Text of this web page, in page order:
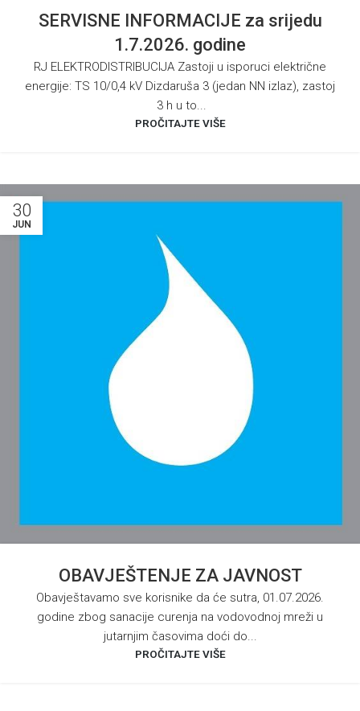
SERVISNE INFORMACIJE za srijedu
1.7.2026. godine
RJ ELEKTRODISTRIBUCIJA Zastoji u isporuci električne
energije: TS 10/0,4 kV Dizdaruša 3 (jedan NN izlaz), zastoj
3 h u to...
PROČITAJTE VIŠE
30
JUN
OBAVJEŠTENJE ZA JAVNOST
Obavještavamo sve korisnike da će sutra, 01.07.2026.
godine zbog sanacije curenja na vodovodnoj mreži u
jutarnjim časovima doći do...
PROČITAJTE VIŠE